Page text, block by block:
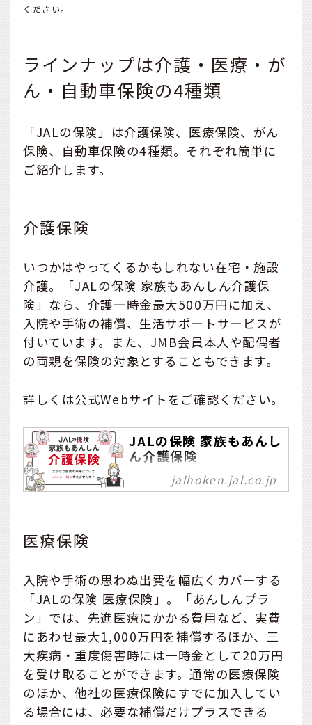
ください。
ラインナップは介護・医療・が
ん・自動車保険の4種類
「JALの保険」は介護保険、医療保険、がん
保険、自動車保険の4種類。それぞれ簡単に
ご紹介します。
介護保険
いつかはやってくるかもしれない在宅・施設
介護。「JALの保険 家族もあんしん介護保
険」なら、介護一時金最大500万円に加え、
入院や手術の補償、生活サポートサービスが
付いています。また、JMB会員本人や配偶者
の両親を保険の対象とすることもできます。
詳しくは公式Webサイトをご確認ください。
JALの保険 家族もあんし
ん介護保険
jalhoken.jal.co.jp
医療保険
入院や手術の思わぬ出費を幅広くカバーする
「JALの保険 医療保険」。「あんしんプラ
ン」では、先進医療にかかる費用など、実費
にあわせ最大1,000万円を補償するほか、三
大疾病・重度傷害時には一時金として20万円
を受け取ることができます。通常の医療保険
のほか、他社の医療保険にすでに加入してい
る場合には、必要な補償だけプラスできる